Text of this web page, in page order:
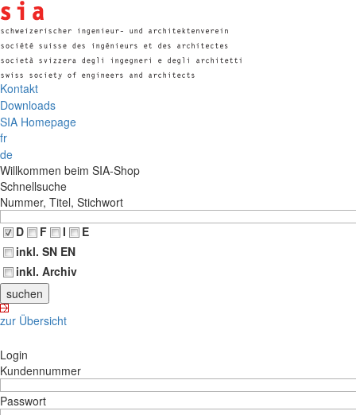
Kontakt
Downloads
SIA Homepage
fr
de
Willkommen beim SIA-Shop
Schnellsuche
Nummer, Titel, Stichwort
D
F I
E
inkl. SN EN
inkl. Archiv
zur Übersicht
Login
Kundennummer
Passwort